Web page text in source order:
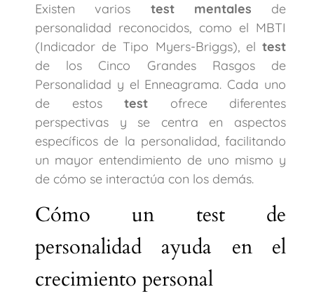
Existen varios test mentales de
personalidad reconocidos, como el MBTI
(Indicador de Tipo Myers-Briggs), el test
de los Cinco Grandes Rasgos de
Personalidad y el Enneagrama. Cada uno
de estos test ofrece diferentes
perspectivas y se centra en aspectos
específicos de la personalidad, facilitando
un mayor entendimiento de uno mismo y
de cómo se interactúa con los demás.
Cómo un test de
personalidad ayuda en el
crecimiento personal